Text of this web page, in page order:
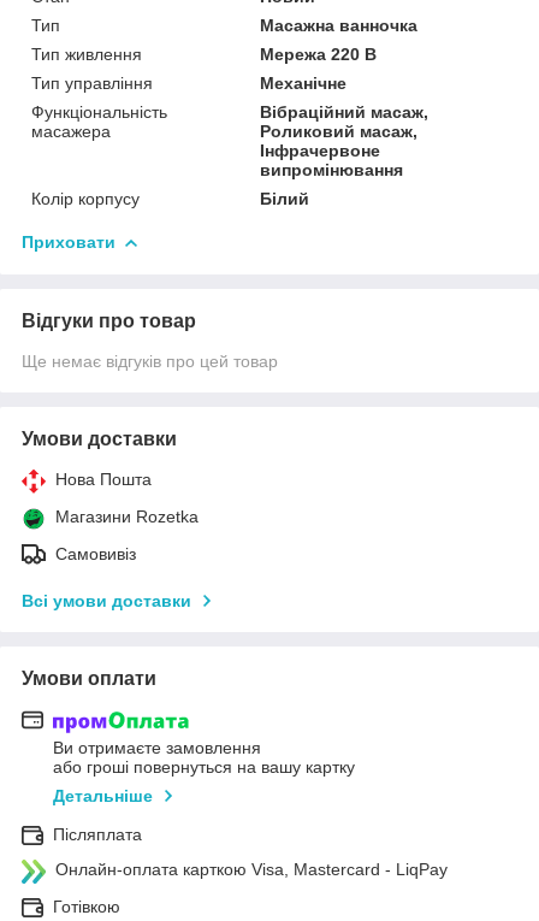
Тип
Масажна ванночка
Тип живлення
Мережа 220 В
Тип управління
Механічне
Функціональність
масажера
Вібраційний масаж,
Роликовий масаж,
Інфрачервоне
випромінювання
Колір корпусу
Білий
Приховати
Відгуки про товар
Ще немає відгуків про цей товар
Умови доставки
Нова Пошта
Магазини Rozetka
Самовивіз
Всі умови доставки
Умови оплати
Ви отримаєте замовлення
або гроші повернуться на вашу картку
Детальніше
Післяплата
Онлайн-оплата карткою Visa, Mastercard - LiqPay
Готівкою